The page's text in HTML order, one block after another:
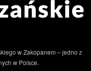
w Zakopanem – jedno z
w Polsce.